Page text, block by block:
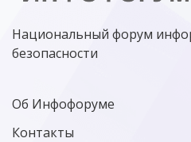
Национальный форум
безопасности
Об Инфофоруме
Контакты